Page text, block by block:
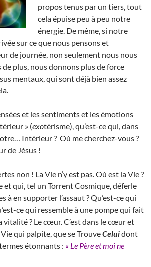
propos tenus par un tiers, tout
cela épuise peu à peu notre
énergie. De même, si notre
sur ce que nous pensons et
de journée, non seulement nous nous
de plus, nous donnons plus de force
mentaux, qui sont déjà bien assez
et les sentiments et les émotions
» (exotérisme), qu’est-ce qui, dans
Intérieur ? Où me cherchez-vous ?
de Jésus !
non ! La Vie n’y est pas. Où est la Vie ?
et qui, tel un Torrent Cosmique, déferle
à en supporter l’assaut ? Qu’est-ce qui
ce qui ressemble à une pompe qui fait
vitalité ? Le cœur. C’est dans le cœur et
qui palpite, que se TrouveCeluidont
étonnants : « Le Père et moi ne